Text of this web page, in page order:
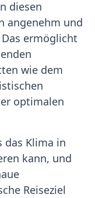
diesen
angenehm und
ermöglicht
wie dem
optimalen
das Klima in
kann, und
Reiseziel